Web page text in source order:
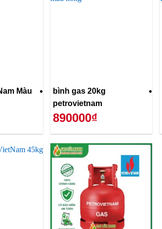
Màu
bình gas 20kg
petrovietnam
890000₫